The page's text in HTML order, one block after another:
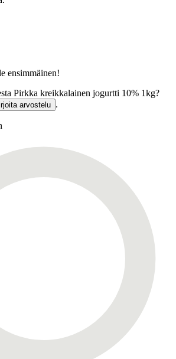
ensimmäinen!
Pirkka kreikkalainen jogurtti 10% 1kg?
arvostelu .